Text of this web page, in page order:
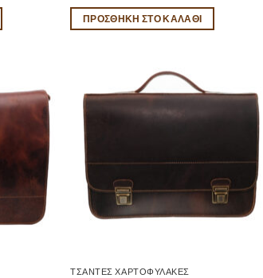
ΠΡΟΣΘΉΚΗ ΣΤΟ ΚΑΛΆΘΙ
ΤΣΑΝΤΕΣ ΧΑΡΤΟΦΥΛΑΚΕΣ